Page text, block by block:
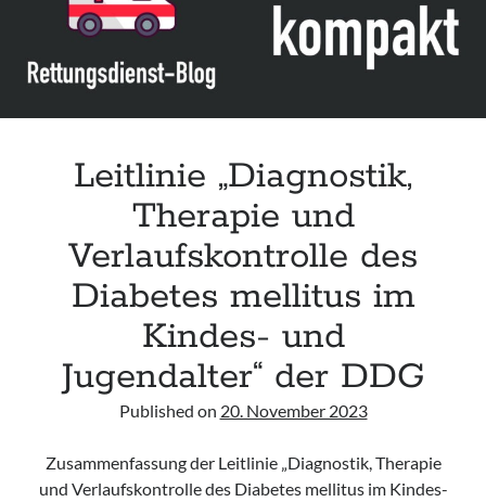
EASD,
JBDS,
Leitlinie „Diagnostik,
Therapie und
Verlaufskontrolle des
Diabetes mellitus im
Kindes- und
Jugendalter“ der DDG
Published on 20. November 2023
Zusammenfassung der Leitlinie „Diagnostik, Therapie
und Verlaufskontrolle des Diabetes mellitus im Kindes-